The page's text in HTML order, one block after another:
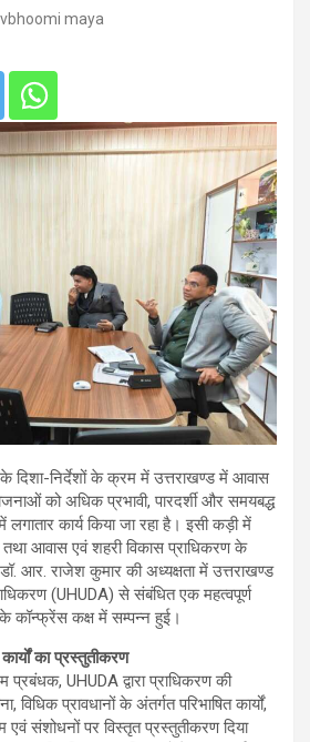
maya
दिशा-निर्देशों के क्रम में उत्तराखण्ड में आवास
को अधिक प्रभावी, पारदर्शी और समयबद्ध
कार्य किया जा रहा है। इसी कड़ी में
तथा आवास एवं शहरी विकास प्राधिकरण के
आर. राजेश कुमार की अध्यक्षता में उत्तराखण्ड
(UHUDA) से संबंधित एक महत्वपूर्ण
कॉन्फ्रेंस कक्ष में सम्पन्न हुई।
का प्रस्तुतीकरण
UHUDA द्वारा प्राधिकरण की
प्रावधानों के अंतर्गत परिभाषित कार्यों,
एवं संशोधनों पर विस्तृत प्रस्तुतीकरण दिया